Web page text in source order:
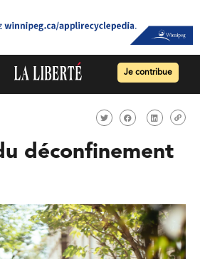
Je contribue
déconfinement